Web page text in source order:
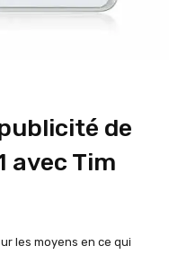
de
avec Tim
les moyens en ce qui